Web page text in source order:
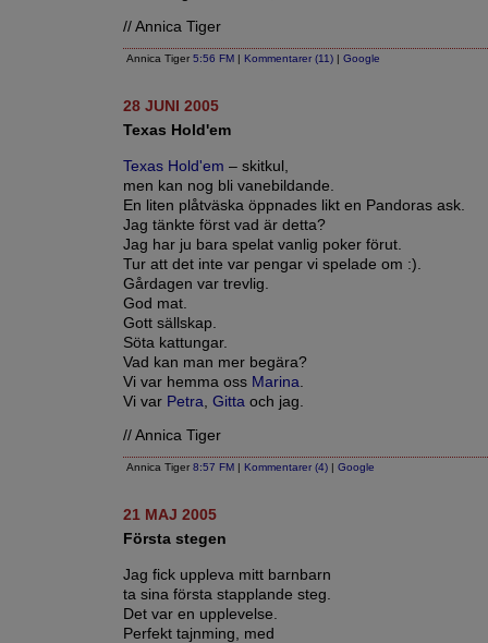
// Annica Tiger
Annica Tiger 5:56 FM | Kommentarer (11) | Google
28 JUNI 2005
Texas Hold'em
Texas Hold'em – skitkul,
men kan nog bli vanebildande.
En liten plåtväska öppnades likt en Pandoras ask.
Jag tänkte först vad är detta?
Jag har ju bara spelat vanlig poker förut.
Tur att det inte var pengar vi spelade om :).
Gårdagen var trevlig.
God mat.
Gott sällskap.
Söta kattungar.
Vad kan man mer begära?
Vi var hemma oss Marina.
Vi var Petra, Gitta och jag.
// Annica Tiger
Annica Tiger 8:57 FM | Kommentarer (4) | Google
21 MAJ 2005
Första stegen
Jag fick uppleva mitt barnbarn
ta sina första stapplande steg.
Det var en upplevelse.
Perfekt tajnming, med